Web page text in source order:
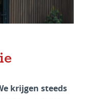
krijgen steeds